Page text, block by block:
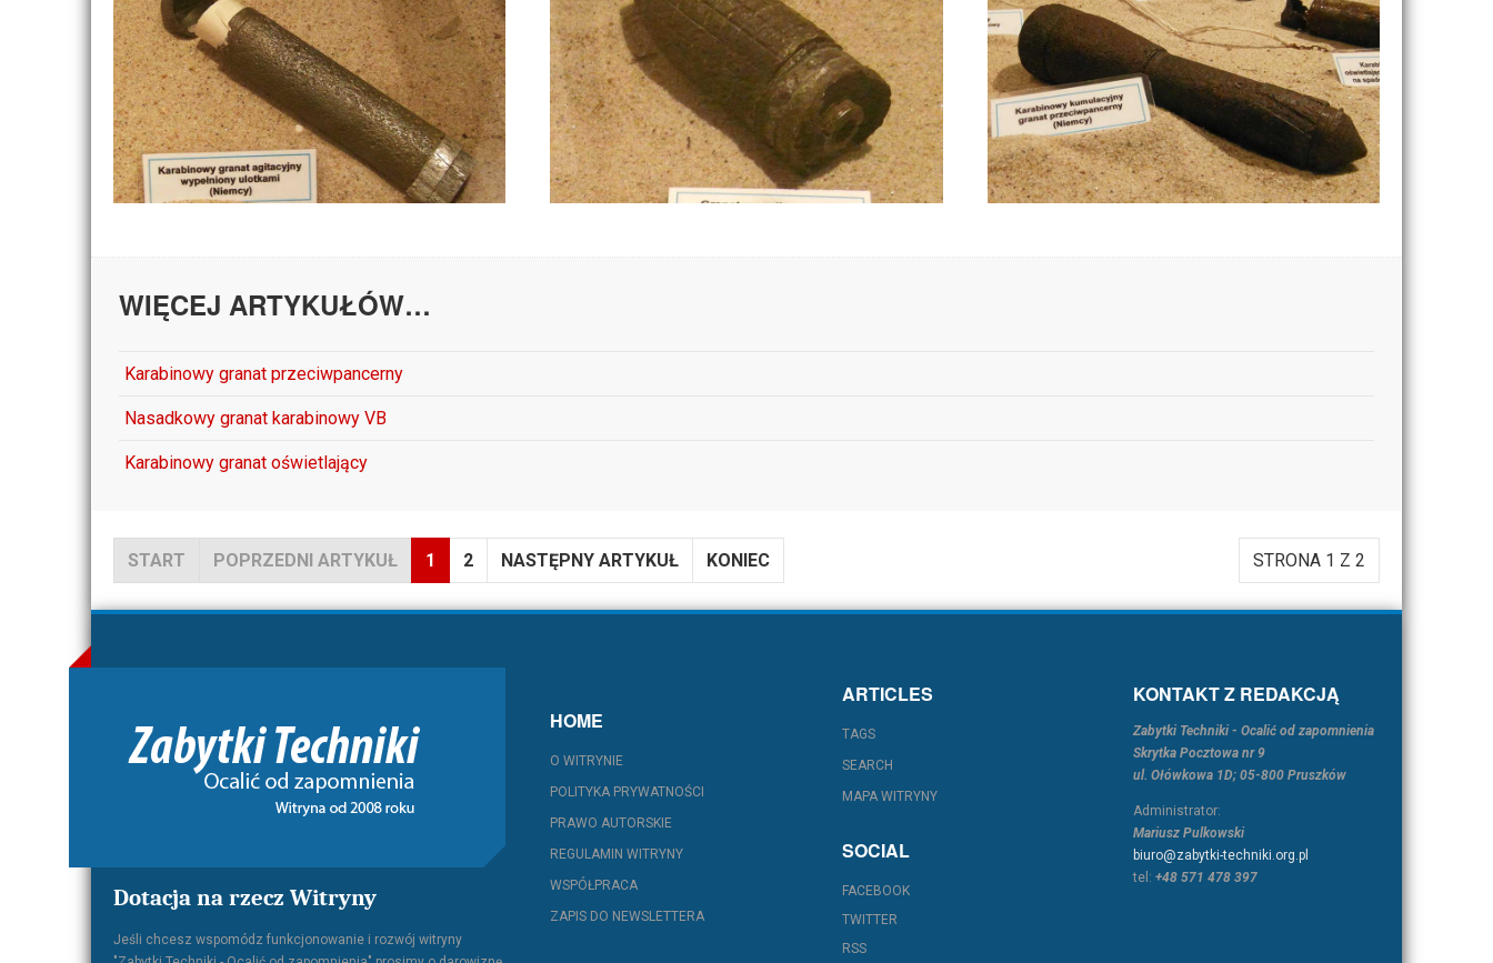
WIĘCEJ ARTYKUŁÓW…
Karabinowy granat przeciwpancerny
Nasadkowy granat karabinowy VB
Karabinowy granat oświetlający
STRONA 1 Z 2
START POPRZEDNI ARTYKUŁ 1 2 NASTĘPNY ARTYKUŁ KONIEC
Dotacja na rzecz Witryny
Jeśli chcesz wspomódz funkcjonowanie i rozwój witryny
HOME
O WITRYNIE
POLITYKA PRYWATNOŚCI
PRAWO AUTORSKIE
REGULAMIN WITRYNY
WSPÓŁPRACA
ZAPIS DO NEWSLETTERA
ARTICLES
TAGS
SEARCH
MAPA WITRYNY
SOCIAL
FACEBOOK
TWITTER
RSS
KONTAKT Z REDAKCJĄ
Zabytki Techniki - Ocalić od zapomnienia
Skrytka Pocztowa nr 9
ul. Ołówkowa 1D; 05-800 Pruszków
Administrator:
Mariusz Pulkowski
biuro@zabytki-techniki.org.pl
tel: +48 571 478 397